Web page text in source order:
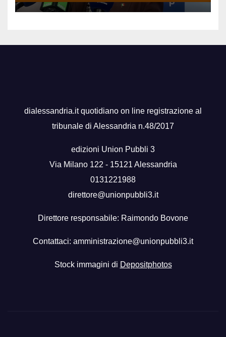
dialessandria.it quotidiano on line registrazione al
tribunale di Alessandria n.48/2017
edizioni Union Pubbli 3
Via Milano 122 - 15121 Alessandria
0131221988
direttore@unionpubbli3.it
Direttore responsabile: Raimondo Bovone
Contattaci: amministrazione@unionpubbli3.it
Stock immagini di Depositphotos